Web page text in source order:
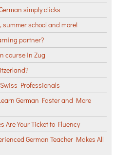
simply clicks
school and more!
partner?
course in Zug
Professionals
German Faster and More
Are Your Ticket to Fluency
German Teacher Makes All